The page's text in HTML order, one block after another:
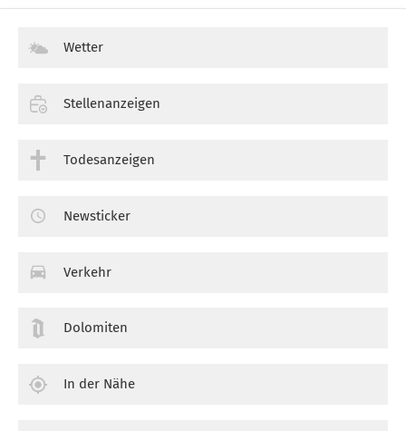
Wetter
Stellenanzeigen
Todesanzeigen
Newsticker
Verkehr
Dolomiten
In der Nähe